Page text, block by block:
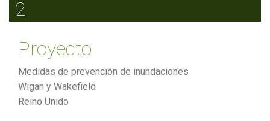
2
Proyecto
Medidas de prevención de inundaciones
Wigan y Wakefield
Reino Unido